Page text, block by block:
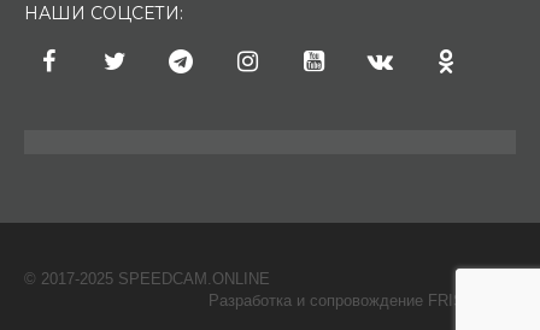
НАШИ СОЦСЕТИ:
© 2017-2025 SPEEDCAM.ONLINE
Разработка и сопровождение FRISH & С